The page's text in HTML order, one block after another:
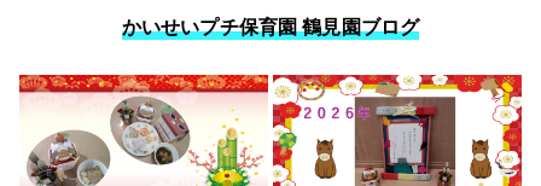
かいせいプチ保育園 鶴見園ブログ